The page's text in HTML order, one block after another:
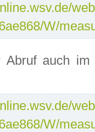
W/
Abruf auch
W/